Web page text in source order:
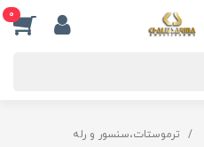
0
ترموستات،سنسور و رله